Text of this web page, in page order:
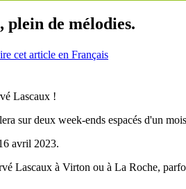
de mélodies.
cet article en Français
Lascaux !
sur deux week-ends espacés d'un
avril 2023.
Lascaux à Virton ou à La Roche,